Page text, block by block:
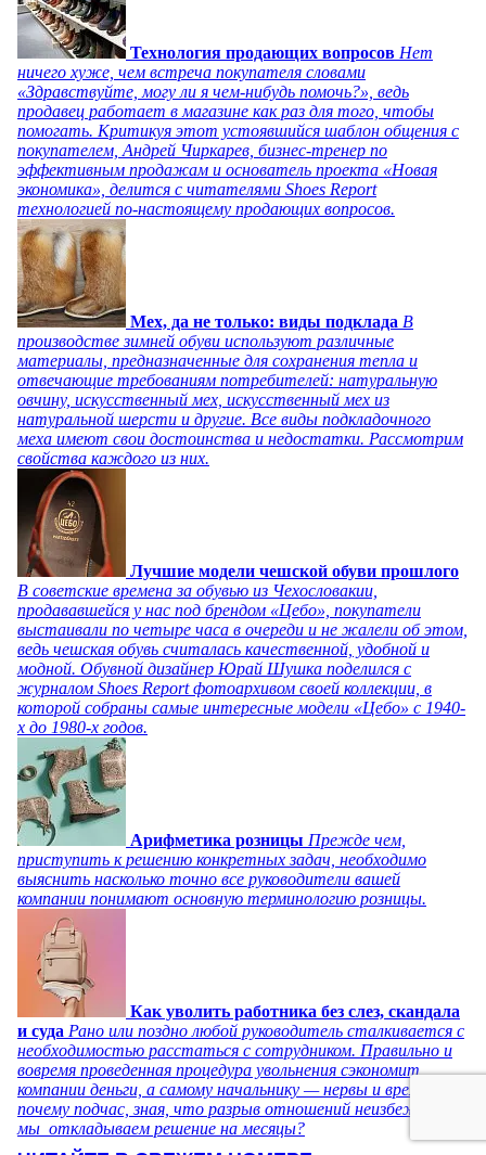
Технология продающих вопросов Нет
ничего хуже, чем встреча покупателя словами
«Здравствуйте, могу ли я чем-нибудь помочь?», ведь
продавец работает в магазине как раз для того, чтобы
помогать. Критикуя этот устоявшийся шаблон общения с
покупателем, Андрей Чиркарев, бизнес-тренер по
эффективным продажам и основатель проекта «Новая
экономика», делится с читателями Shoes Report
технологией по-настоящему продающих вопросов.
Мех, да не только: виды подклада В
производстве зимней обуви используют различные
материалы, предназначенные для сохранения тепла и
отвечающие требованиям потребителей: натуральную
овчину, искусственный мех, искусственный мех из
натуральной шерсти и другие. Все виды подкладочного
меха имеют свои достоинства и недостатки. Рассмотрим
свойства каждого из них.
Лучшие модели чешской обуви прошлого
В советские времена за обувью из Чехословакии,
продававшейся у нас под брендом «Цебо», покупатели
выстаивали по четыре часа в очереди и не жалели об этом,
ведь чешская обувь считалась качественной, удобной и
модной. Обувной дизайнер Юрай Шушка поделился с
журналом Shoes Report фотоархивом своей коллекции, в
которой собраны самые интересные модели «Цебо» с 1940-
х до 1980-х годов.
Арифметика розницы Прежде чем,
приступить к решению конкретных задач, необходимо
выяснить насколько точно все руководители вашей
компании понимают основную терминологию розницы.
Как уволить работника без слез, скандала
и суда Рано или поздно любой руководитель сталкивается с
необходимостью расстаться с сотрудником. Правильно и
вовремя проведенная процедура увольнения сэкономит
компании деньги, а самому начальнику — нервы и время. Но
почему подчас, зная, что разрыв отношений неизбежен,
мы откладываем решение на месяцы?